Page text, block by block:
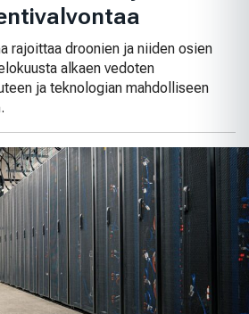
rajoittaa droonien ja niiden osien
alkaen vedoten
ja teknologian mahdolliseen